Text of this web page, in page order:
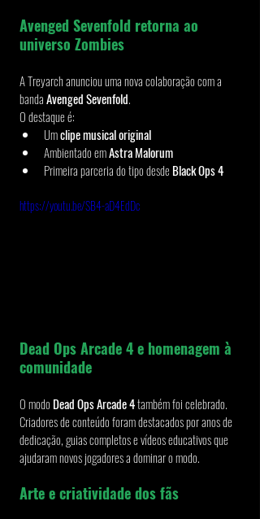
Avenged Sevenfold retorna ao
universo Zombies
A Treyarch anunciou uma nova colaboração com a
banda Avenged Sevenfold.
O destaque é:
Um clipe musical original
Ambientado em Astra Malorum
Primeira parceria do tipo desde Black Ops 4
https://youtu.be/SB4-aD4EdDc
Dead Ops Arcade 4 e homenagem à
comunidade
O modo Dead Ops Arcade 4 também foi celebrado.
Criadores de conteúdo foram destacados por anos de
dedicação, guias completos e vídeos educativos que
ajudaram novos jogadores a dominar o modo.
Arte e criatividade dos fãs